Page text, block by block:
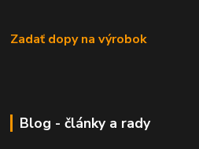
Zadať dopy na výrobok
Blog - články a rady